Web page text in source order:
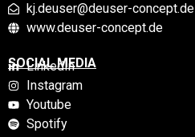
kj.deuser@deuser-concept.de
www.deuser-concept.de
SOCIAL MEDIA
LinkedIn
Instagram
Youtube
Spotify